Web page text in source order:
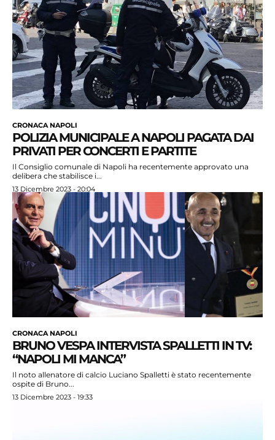
CRONACA NAPOLI
POLIZIA MUNICIPALE A NAPOLI PAGATA DAI
PRIVATI PER CONCERTI E PARTITE
Il Consiglio comunale di Napoli ha recentemente approvato una
delibera che stabilisce i...
13 Dicembre 2023 - 20:04
CRONACA NAPOLI
BRUNO VESPA INTERVISTA SPALLETTI IN TV:
“NAPOLI MI MANCA”
Il noto allenatore di calcio Luciano Spalletti è stato recentemente
ospite di Bruno...
13 Dicembre 2023 - 19:33